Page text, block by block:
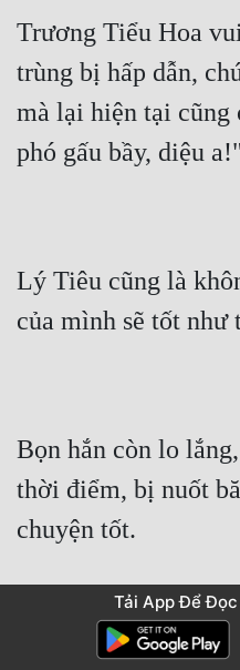
Trương Tiểu Hoa
trùng bị hấp dẫn,
mà lại hiện tại cũng
phó gấu bầy, diệu
Lý Tiêu cũng là
của mình sẽ tốt như
Bọn hắn còn lo
thời điểm, bị nuốt
chuyện tốt.
Nhưng bây giờ có
Tải App Để